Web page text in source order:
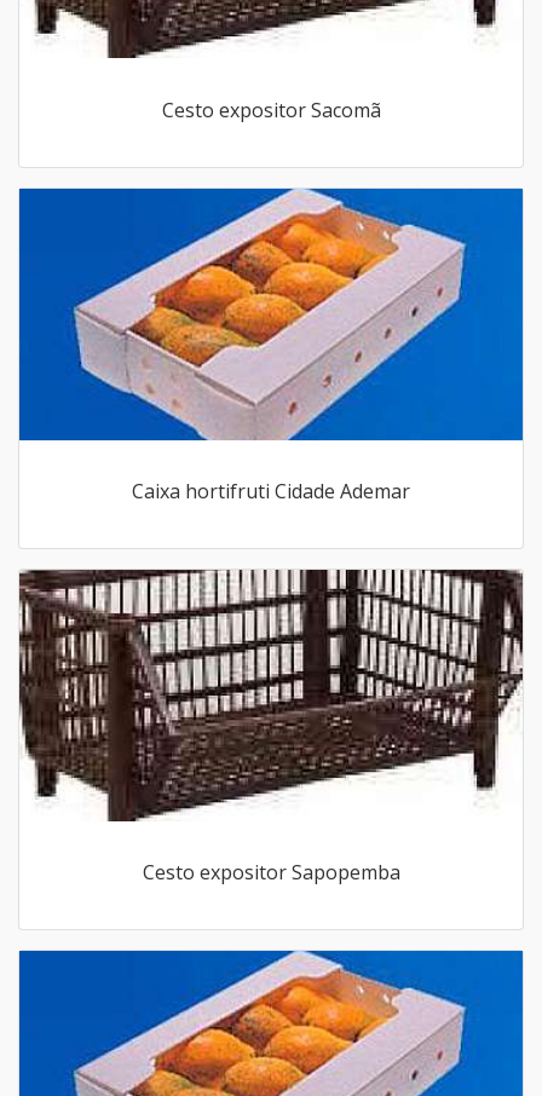
Cesto expositor Sacomã
Caixa hortifruti Cidade Ademar
Cesto expositor Sapopemba